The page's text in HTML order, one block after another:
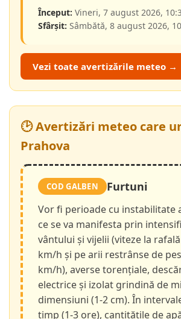
Început: Vineri, 7 august 2026,
Sfârșit: Sâmbătă, 8 august 2026,
Vezi toate avertizările meteo →
🕑 Avertizări meteo care
Prahova
COD GALBEN Furtuni
Vor fi perioade cu instabilitate
ce se va manifesta prin
vântului și vijelii (viteze la
km/h și pe arii restrânse de
km/h), averse torențiale,
electrice și izolat grindină de
dimensiuni (1-2 cm). În
timp (1-3 ore), cantitățile de